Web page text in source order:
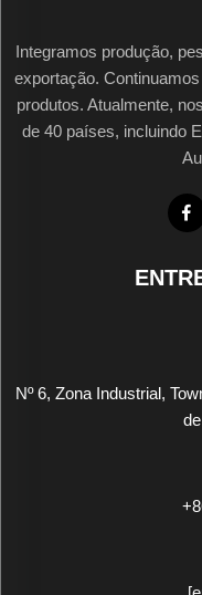
Integramos produção,
exportação.
produtos. Atualmente,
de 40 países, incluindo
Nº 6, Zona Industrial,